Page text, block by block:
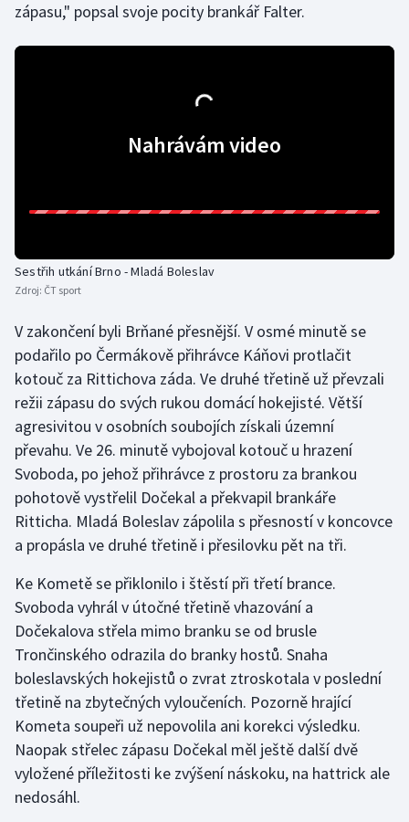
Ragby
Rychlostní kanoistika
Short track
Sportovní střelba
Stolní tenis
Triatlon
Veslování
Vodní slalom
Volejbal
Ostatní
zápasu," popsal svoje pocity brankář Falter.
Nahrávám video
Sestřih utkání Brno - Mladá Boleslav
Zdroj: ČT sport
V zakončení byli Brňané přesnější. V osmé minutě se
podařilo po Čermákově přihrávce Káňovi protlačit
kotouč za Rittichova záda. Ve druhé třetině už převzali
režii zápasu do svých rukou domácí hokejisté. Větší
agresivitou v osobních soubojích získali územní
převahu. Ve 26. minutě vybojoval kotouč u hrazení
Svoboda, po jehož přihrávce z prostoru za brankou
pohotově vystřelil Dočekal a překvapil brankáře
Ritticha. Mladá Boleslav zápolila s přesností v koncovce
a propásla ve druhé třetině i přesilovku pět na tři.
Ke Kometě se přiklonilo i štěstí při třetí brance.
Svoboda vyhrál v útočné třetině vhazování a
Dočekalova střela mimo branku se od brusle
Trončinského odrazila do branky hostů. Snaha
boleslavských hokejistů o zvrat ztroskotala v poslední
třetině na zbytečných vyloučeních. Pozorně hrající
Kometa soupeři už nepovolila ani korekci výsledku.
Naopak střelec zápasu Dočekal měl ještě další dvě
vyložené příležitosti ke zvýšení náskoku, na hattrick ale
nedosáhl.